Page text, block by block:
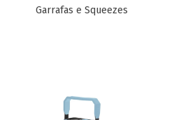
Garrafas e Squeezes